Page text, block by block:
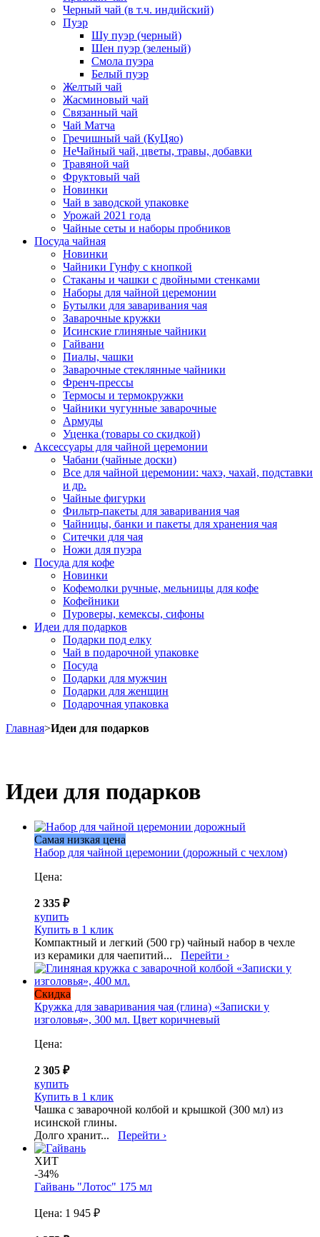
Черный чай (в т.ч. индийский)
Пуэр
Шу пуэр (черный)
Шен пуэр (зеленый)
Смола пуэра
Белый пуэр
Желтый чай
Жасминовый чай
Связанный чай
Чай Матча
Гречишный чай (КуЦяо)
НеЧайный чай, цветы, травы, добавки
Травяной чай
Фруктовый чай
Новинки
Чай в заводской упаковке
Урожай 2021 года
Чайные сеты и наборы пробников
Посуда чайная
Новинки
Чайники Гунфу с кнопкой
Стаканы и чашки с двойными стенками
Наборы для чайной церемонии
Бутылки для заваривания чая
Заварочные кружки
Исинские глиняные чайники
Гайвани
Пиалы, чашки
Заварочные стеклянные чайники
Френч-прессы
Термосы и термокружки
Чайники чугунные заварочные
Армуды
Уценка (товары со скидкой)
Аксессуары для чайной церемонии
Чабани (чайные доски)
Все для чайной церемонии: чахэ, чахай, подставки
и др.
Чайные фигурки
Фильтр-пакеты для заваривания чая
Чайницы, банки и пакеты для хранения чая
Ситечки для чая
Ножи для пуэра
Посуда для кофе
Новинки
Кофемолки ручные, мельницы для кофе
Кофейники
Пуроверы, кемексы, сифоны
Идеи для подарков
Подарки под елку
Чай в подарочной упаковке
Посуда
Подарки для мужчин
Подарки для женщин
Подарочная упаковка
Главная>Идеи для подарков
Идеи для подарков
Самая низкая цена
Набор для чайной церемонии (дорожный с чехлом)
Цена:
2 335 ₽
купить
Купить в 1 клик
Компактный и легкий (500 гр) чайный набор в чехле
из керамики для чаепитий... Перейти ›
Скидка
Кружка для заваривания чая (глина) «Записки у
изголовья», 300 мл. Цвет коричневый
Цена:
2 305 ₽
купить
Купить в 1 клик
Чашка с заварочной колбой и крышкой (300 мл) из
исинской глины.
Долго хранит... Перейти ›
ХИТ
-34%
Гайвань "Лотос" 175 мл
Цена: 1 945 ₽